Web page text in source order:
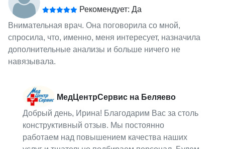
Рекомендует: Да
Внимательная врач. Она поговорила со мной,
спросила, что, именно, меня интересует, назначила
дополнительные анализы и больше ничего не
навязывала.
МедЦентрСервис на Беляево
Добрый день, Ирина! Благодарим Вас за столь
конструктивный отзыв. Мы постоянно
работаем над повышением качества наших